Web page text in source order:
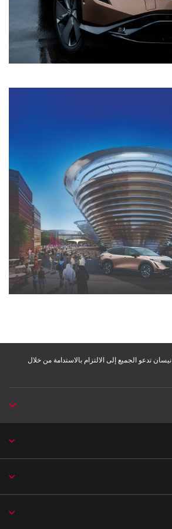
نيسان تدعو الجميع إلى الالتزام بالاستدامة من خلال